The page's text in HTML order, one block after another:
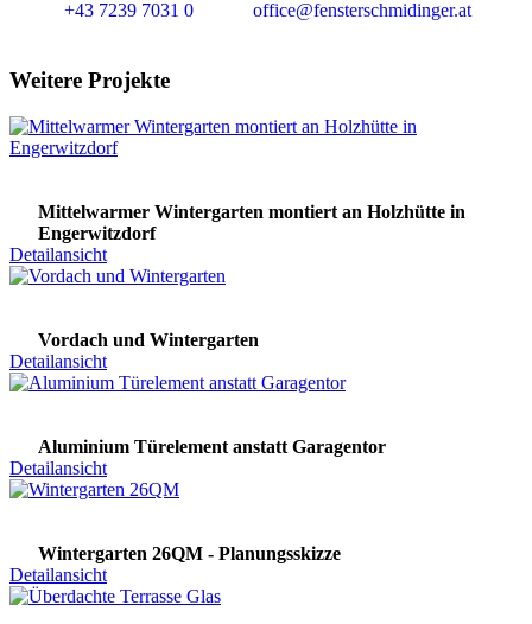
+43 7239 7031 0 office@fensterschmidinger.at
Weitere Projekte
Mittelwarmer Wintergarten montiert an Holzhütte in
Engerwitzdorf
Detailansicht
Vordach und Wintergarten
Detailansicht
Aluminium Türelement anstatt Garagentor
Detailansicht
Wintergarten 26QM - Planungsskizze
Detailansicht